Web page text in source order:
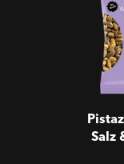
Salz
Salz